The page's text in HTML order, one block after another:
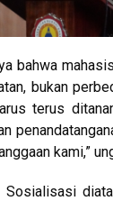
bahwa
bukan
terus
kami,”
Sosialisasi